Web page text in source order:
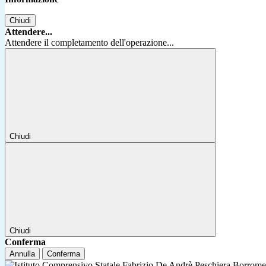
Chiudi
Attendere...
Attendere il completamento dell'operazione...
Chiudi
Chiudi
Conferma
Annulla Conferma